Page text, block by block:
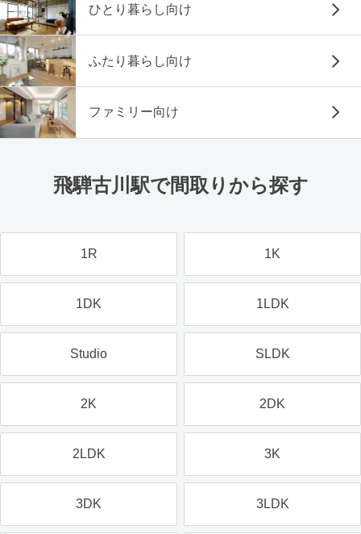
ひとり暮らし向け
ふたり暮らし向け
ファミリー向け
飛騨古川駅で間取りから探す
1R 1K
1DK 1LDK
Studio SLDK
2K 2DK
2LDK 3K
3DK 3LDK